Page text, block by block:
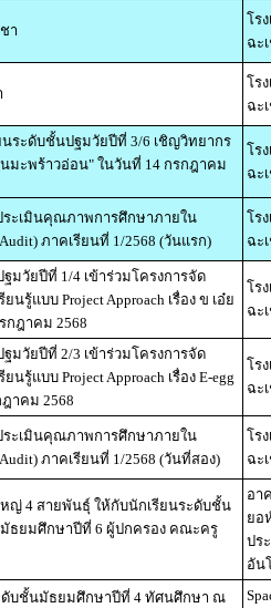
า
โร
ฉะ
โร
ฉะ
ระดับชั้นปฐมวัยปีที่ 3/6 เชิญวิทยากร
มะพร้าวอ่อน" ในวันที่ 14 กรกฎาคม
โร
ฉะ
ระเมินคุณภาพการศึกษาภายใน
Audit) ภาคเรียนที่ 1/2568 (วันแรก)
โร
ฉะ
มวัยปีที่ 1/4 เข้าร่วมโครงการจัด
นรู้แบบ Project Approach เรื่อง ข เอ๋ย
กฎาคม 2568
โร
ฉะ
มวัยปีที่ 2/3 เข้าร่วมโครงการจัด
นรู้แบบ Project Approach เรื่อง E-egg
าคม 2568
โร
ฉะ
ระเมินคุณภาพการศึกษาภายใน
Audit) ภาคเรียนที่ 1/2568 (วันที่สอง)
โร
ฉะ
ญ่ 4 สายพันธุ์ ให้กับนักเรียนระดับชั้น
ธยมศึกษาปีที่ 6 ผู้ปกครอง คณะครู
อา
ยอ
ปร
อัน
ดับชั้นมัธยมศึกษาปีที่ 4 ทัศนศึกษา ณ